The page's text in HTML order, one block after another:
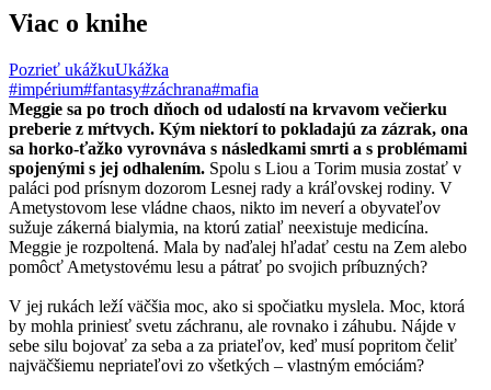
Viac o knihe
Pozrieť ukážkuUkážka
#impérium#fantasy#záchrana#mafia
Meggie sa po troch dňoch od udalostí na krvavom večierku
preberie z mŕtvych. Kým niektorí to pokladajú za zázrak, ona
sa horko-ťažko vyrovnáva s následkami smrti a s problémami
spojenými s jej odhalením. Spolu s Liou a Torim musia zostať v
paláci pod prísnym dozorom Lesnej rady a kráľovskej rodiny. V
Ametystovom lese vládne chaos, nikto im neverí a obyvateľov
sužuje zákerná bialymia, na ktorú zatiaľ neexistuje medicína.
Meggie je rozpoltená. Mala by naďalej hľadať cestu na Zem alebo
pomôcť Ametystovému lesu a pátrať po svojich príbuzných?
V jej rukách leží väčšia moc, ako si spočiatku myslela. Moc, ktorá
by mohla priniesť svetu záchranu, ale rovnako i záhubu. Nájde v
sebe silu bojovať za seba a za priateľov, keď musí popritom čeliť
najväčšiemu nepriateľovi zo všetkých – vlastným emóciám?